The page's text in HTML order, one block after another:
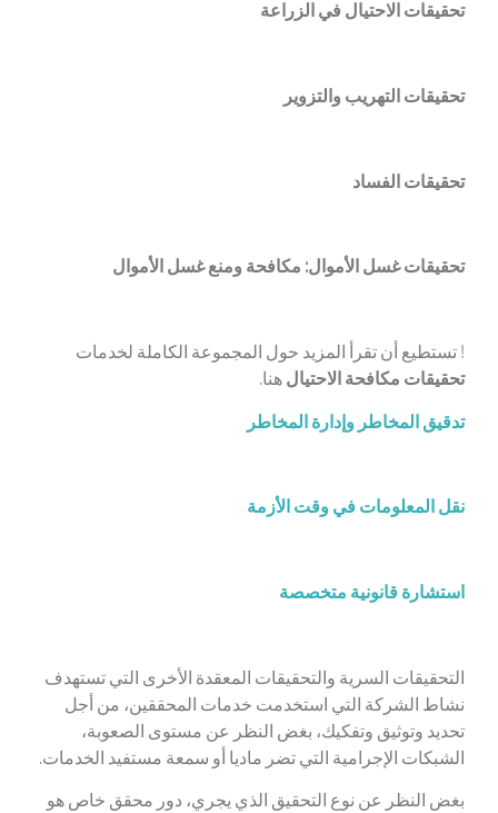
تحقيقات الاحتيال في الزراعة
تحقيقات التهريب والتزوير
تحقيقات الفساد
تحقيقات غسل الأموال: مكافحة ومنع غسل الأموال
! تستطيع أن تقرأ المزيد حول المجموعة الكاملة لخدمات
تحقيقات مكافحة الاحتيال هنا.
تدقيق المخاطر وإدارة المخاطر
نقل المعلومات في وقت الأزمة
استشارة قانونية متخصصة
التحقيقات السرية والتحقيقات المعقدة الأخرى التي تستهدف
نشاط الشركة التي استخدمت خدمات المحققين، من أجل
تحديد وتوثيق وتفكيك، بغض النظر عن مستوى الصعوبة،
الشبكات الإجرامية التي تضر ماديا أو سمعة مستفيد الخدمات.
بغض النظر عن نوع التحقيق الذي يجري، دور محقق خاص هو